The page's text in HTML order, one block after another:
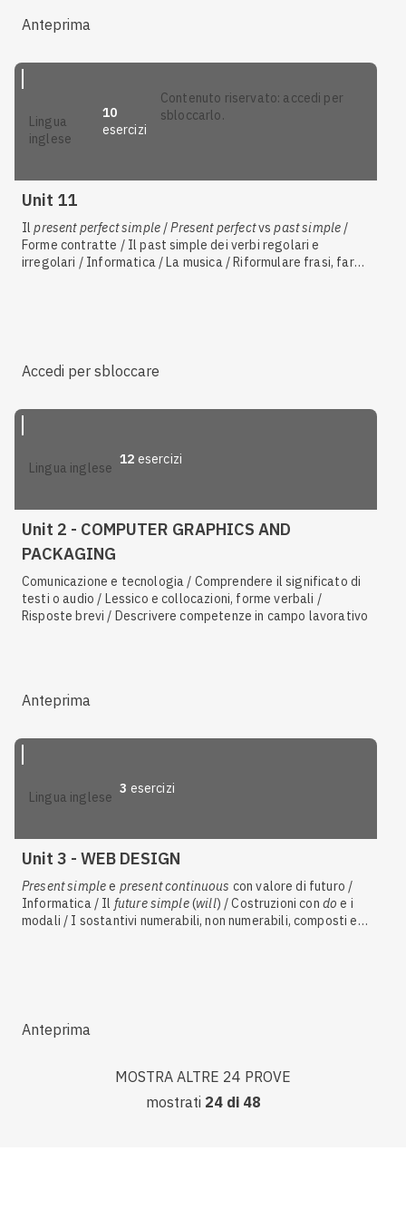
Anteprima
lingua
inglese
10
esercizi
contenuto riservato: accedi per
sbloccarlo.
Unit 11
Ilpresent perfect simple/Present perfectvspast simple /
Forme contratte / Il past simple dei verbi regolari e
irregolari / Informatica / La musica / Riformulare frasi, fare
Accedi per sbloccare
lingua inglese
12 esercizi
Unit 2 - COMPUTER GRAPHICS AND
PACKAGING
Comunicazione e tecnologia / Comprendere il significato di
testi o audio / Lessico e collocazioni, forme verbali /
Risposte brevi / Descrivere competenze in campo lavorativo
Anteprima
lingua inglese
3 esercizi
Unit 3 - WEB DESIGN
Present simplee present continuous con valore di futuro /
Informatica / Il future simple(will) / Costruzioni con do e i
modali / I sostantivi numerabili, non numerabili, composti e
Anteprima
MOSTRA ALTRE 24 PROVE
mostrati 24di 48